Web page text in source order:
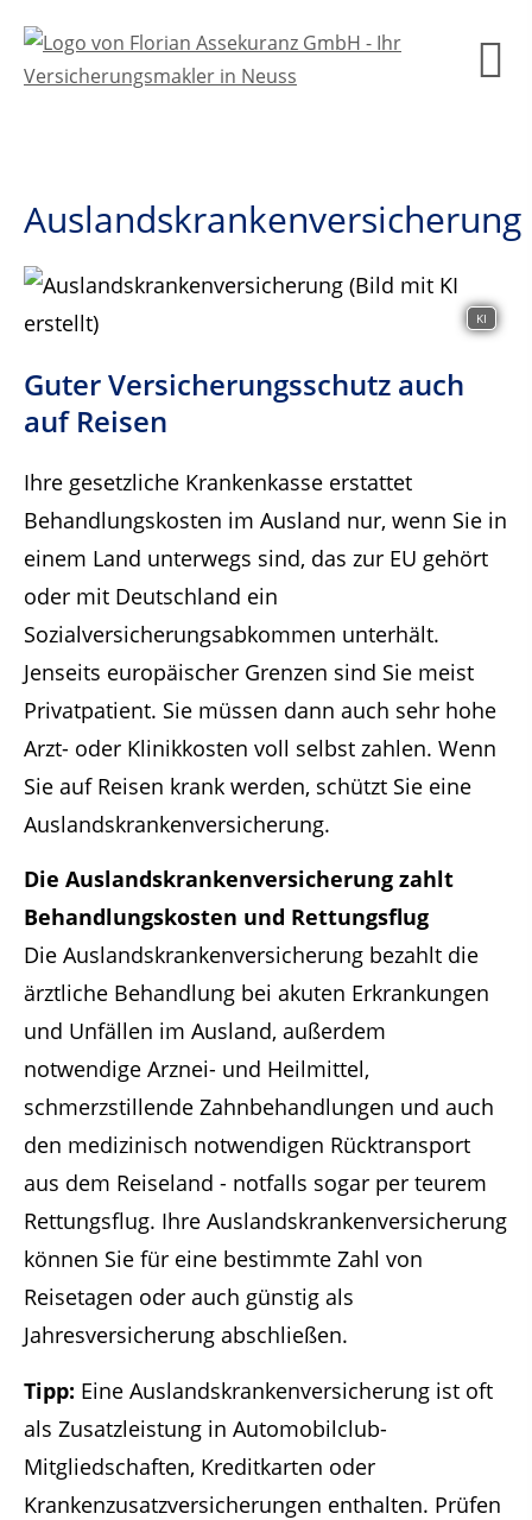
Auslandskrankenversicherung
KI
Guter Versicherungsschutz auch
auf Reisen
Ihre gesetzliche Krankenkasse erstattet
Behandlungskosten im Ausland nur, wenn Sie in
einem Land unterwegs sind, das zur EU gehört
oder mit Deutschland ein
Sozialversicherungsabkommen unterhält.
Jenseits europäischer Grenzen sind Sie meist
Privatpatient. Sie müssen dann auch sehr hohe
Arzt- oder Klinikkosten voll selbst zahlen. Wenn
Sie auf Reisen krank werden, schützt Sie eine
Auslandskrankenversicherung.
Die Auslandskrankenversicherung zahlt
Behandlungskosten und Rettungsflug
Die Auslandskrankenversicherung bezahlt die
ärztliche Behandlung bei akuten Erkrankungen
und Unfällen im Ausland, außerdem
notwendige Arznei- und Heilmittel,
schmerzstillende Zahnbehandlungen und auch
den medizinisch notwendigen Rücktransport
aus dem Reiseland - notfalls sogar per teurem
Rettungsflug. Ihre Auslandskrankenversicherung
können Sie für eine bestimmte Zahl von
Reisetagen oder auch günstig als
Jahresversicherung abschließen.
Tipp: Eine Auslandskrankenversicherung ist oft
als Zusatzleistung in Automobilclub-
Mitgliedschaften, Kreditkarten oder
Krankenzusatzversicherungen enthalten. Prüfen